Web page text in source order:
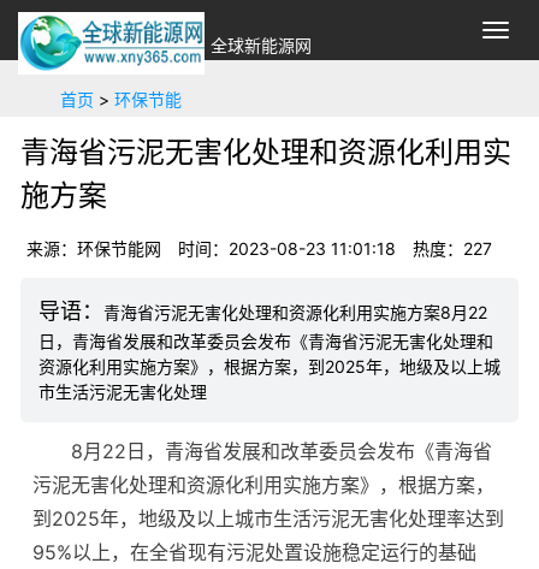
切
换
全球新能源网
首页 > 环保节能
青海省污泥无害化处理和资源化利用实
施方案
来源：环保节能网 时间：2023-08-23 11:01:18 热度： 227
青海省污泥无害化处理和资源化利用实施方案8月22
日，青海省发展和改革委员会发布《青海省污泥无害化处理和
资源化利用实施方案》，根据方案，到2025年，地级及以上城
市生活污泥无害化处理
8月22日，青海省发展和改革委员会发布《青海省
污泥无害化处理和资源化利用实施方案》，根据方案，
到2025年，地级及以上城市生活污泥无害化处理率达到
95%以上，在全省现有污泥处置设施稳定运行的基础